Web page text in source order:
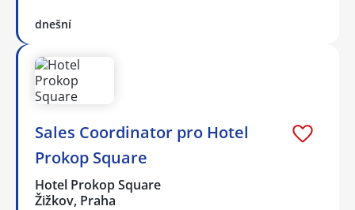
dnešní
Sales Coordinator pro Hotel
Prokop Square
Hotel Prokop Square
Žižkov, Praha